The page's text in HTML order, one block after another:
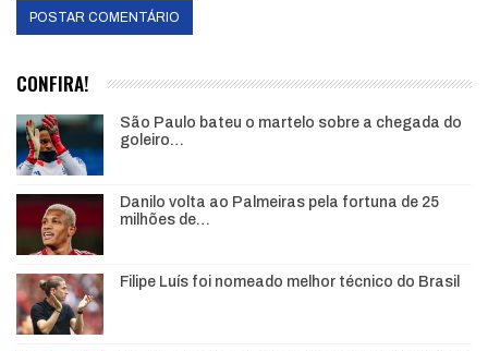
CONFIRA!
São Paulo bateu o martelo sobre a chegada do
goleiro…
Danilo volta ao Palmeiras pela fortuna de 25
milhões de…
Filipe Luís foi nomeado melhor técnico do Brasil